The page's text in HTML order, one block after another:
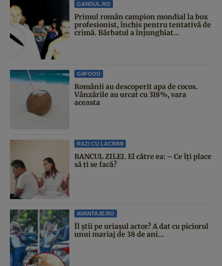
GANDUL.RO
Primul român campion mondial la box
profesionist, închis pentru tentativă de
crimă. Bărbatul a înjunghiat...
G4FOOD
Românii au descoperit apa de cocos.
Vânzările au urcat cu 318%, vara
aceasta
RAZI CU LACRIMI
BANCUL ZILEI. El către ea: – Ce îți place
să ți se facă?
AVANTAJE.RO
Îl știi pe uriașul actor? A dat cu piciorul
unui mariaj de 38 de ani...